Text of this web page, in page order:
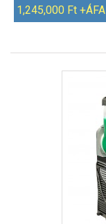
1,245,000 Ft +ÁFA